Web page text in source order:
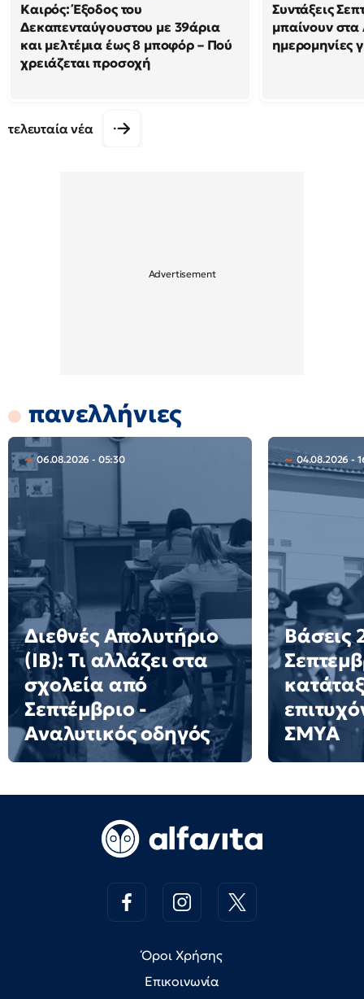
Καιρός: Έξοδος του
Δεκαπενταύγουστου με 39άρια
και μελτέμια έως 8 μποφόρ – Πού
χρειάζεται προσοχή
Συντάξεις
μπαίνουν
ημερομηνίες
τελευταία νέα
πανελλήνιες
06.08.2026 - 05:30
Διεθνές Απολυτήριο
(IB): Τι αλλάζει στα
σχολεία από
Σεπτέμβριο -
Αναλυτικός οδηγός
04.08.2026 -
Βάσεις
ΣΜΥΑ
Όροι Χρήσης
Επικοινωνία